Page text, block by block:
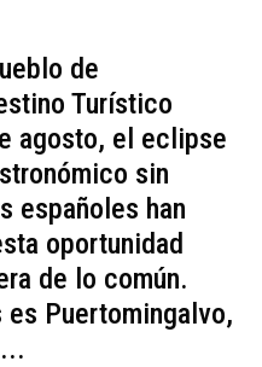
de
Turístico
agosto, el eclipse
sin
españoles han
oportunidad
de lo común.
Puertomingalvo,